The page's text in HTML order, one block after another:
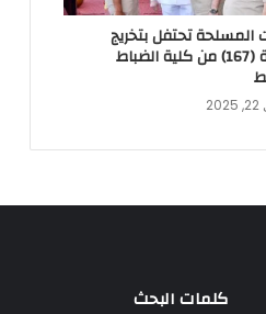
المسلحة تحتفل بتخريج
الدفعة (167) من كلية الضباط
كلمات البحث